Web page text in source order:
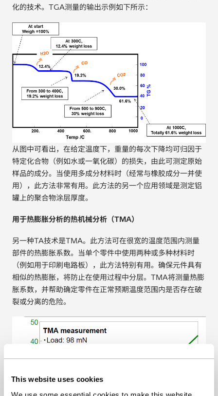
This website uses cookies
化的技术。TGA测量的输出示例如下所示：
从图中可看出，在给定温度下，重量的每次下降均可归因于
特定化合物（例如水或一氧化碳）的损失，由此可测定原始
样品的成分。当使用多成分材料时（经常与橡胶成分一并使
用），此方法非常有用。此方法的另一个应用领域是测定铝
罐上的聚合物涂层厚度。
用于热膨胀分析的热机械分析（TMA）
另一种TA技术是TMA。此方法可在很宽的温度范围内测量
部件的热膨胀系数。当单个零件中使用两种或多种材料时
（例如用于印刷电路板），此方法特别有用。确保元件具有
相似的热膨胀，将防止在使用过程中分层。TMA将测量热膨
胀系数，并帮助确定零件在正常预期温度范围内是否存在破
裂或分离的危险。